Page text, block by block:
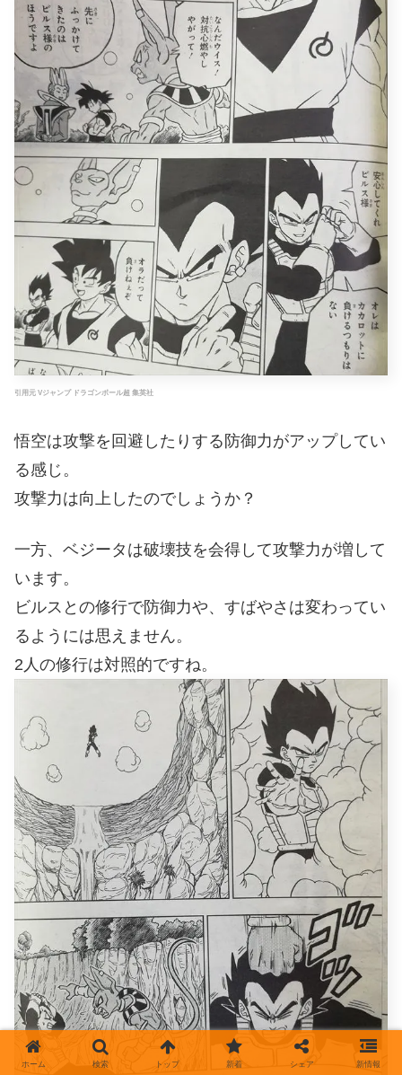
引用元 Vジャンプ ドラゴンボール超 集英社
悟空は攻撃を回避したりする防御力がアップしてい
る感じ。
攻撃力は向上したのでしょうか？
一方、ベジータは破壊技を会得して攻撃力が増して
います。
ビルスとの修行で防御力や、すばやさは変わってい
るようには思えません。
2人の修行は対照的ですね。
ホーム 検索 トップ 新着 シェア 新情報